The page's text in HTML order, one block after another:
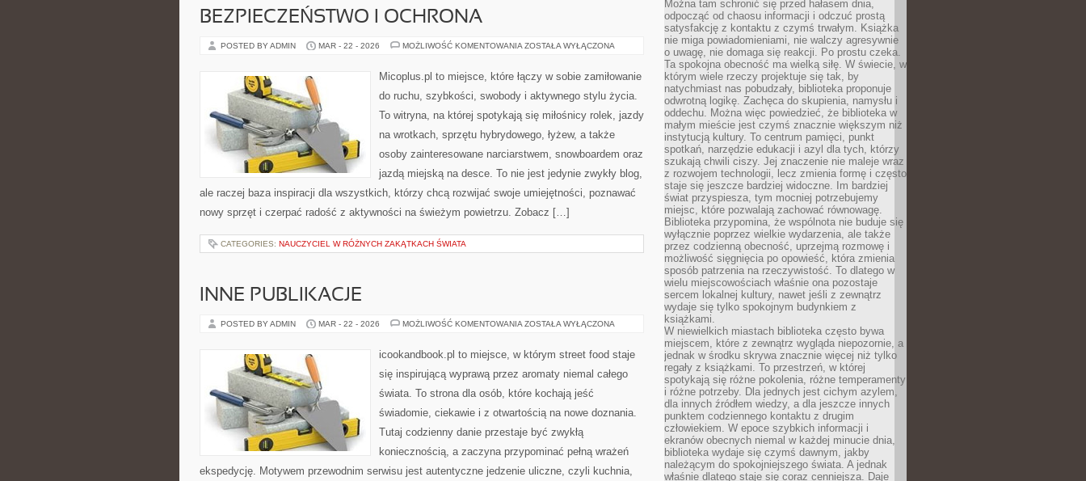
BEZPIECZEŃSTWO I OCHRONA
POSTED BY ADMIN MAR - 22 - 2026 MOŻLIWOŚĆ KOMENTOWANIA BEZPIECZEŃSTWO
ZOSTAŁA WYŁĄCZONA
Micoplus.pl to miejsce, które łączy w sobie zamiłowanie
do ruchu, szybkości, swobody i aktywnego stylu życia.
To witryna, na której spotykają się miłośnicy rolek, jazdy
na wrotkach, sprzętu hybrydowego, łyżew, a także
osoby zainteresowane narciarstwem, snowboardem oraz
jazdą miejską na desce. To nie jest jedynie zwykły blog,
ale raczej baza inspiracji dla wszystkich, którzy chcą rozwijać swoje umiejętności, poznawać
nowy sprzęt i czerpać radość z aktywności na świeżym powietrzu. Zobacz […]
CATEGORIES: NAUCZYCIEL W RÓŻNYCH ZAKĄTKACH ŚWIATA
INNE PUBLIKACJE
POSTED BY ADMIN MAR - 22 - 2026 MOŻLIWOŚĆ KOMENTOWANIA INNE
ZOSTAŁA WYŁĄCZONA
icookandbook.pl to miejsce, w którym street food staje
się inspirującą wyprawą przez aromaty niemal całego
świata. To strona dla osób, które kochają jeść
świadomie, ciekawie i z otwartością na nowe doznania.
Tutaj codzienny danie przestaje być zwykłą
koniecznością, a zaczyna przypominać pełną wrażeń
ekspedycję. Motywem przewodnim serwisu jest autentyczne jedzenie uliczne, czyli kuchnia,
Można tam schronić się przed hałasem dnia,
odpocząć od chaosu informacji i odczuć prostą
satysfakcję z kontaktu z czymś trwałym. Książka
nie miga powiadomieniami, nie walczy agresywnie
o uwagę, nie domaga się reakcji. Po prostu czeka.
Ta spokojna obecność ma wielką siłę. W świecie, w
którym wiele rzeczy projektuje się tak, by
natychmiast nas pobudzały, biblioteka proponuje
odwrotną logikę. Zachęca do skupienia, namysłu i
oddechu. Można więc powiedzieć, że biblioteka w
małym mieście jest czymś znacznie większym niż
instytucją kultury. To centrum pamięci, punkt
spotkań, narzędzie edukacji i azyl dla tych, którzy
szukają chwili ciszy. Jej znaczenie nie maleje wraz
z rozwojem technologii, lecz zmienia formę i często
staje się jeszcze bardziej widoczne. Im bardziej
świat przyspiesza, tym mocniej potrzebujemy
miejsc, które pozwalają zachować równowagę.
Biblioteka przypomina, że wspólnota nie buduje się
wyłącznie poprzez wielkie wydarzenia, ale także
przez codzienną obecność, uprzejmą rozmowę i
możliwość sięgnięcia po opowieść, która zmienia
sposób patrzenia na rzeczywistość. To dlatego w
wielu miejscowościach właśnie ona pozostaje
sercem lokalnej kultury, nawet jeśli z zewnątrz
wydaje się tylko spokojnym budynkiem z
książkami.
W niewielkich miastach biblioteka często bywa
miejscem, które z zewnątrz wygląda niepozornie, a
jednak w środku skrywa znacznie więcej niż tylko
regały z książkami. To przestrzeń, w której
spotykają się różne pokolenia, różne temperamenty
i różne potrzeby. Dla jednych jest cichym azylem,
dla innych źródłem wiedzy, a dla jeszcze innych
punktem codziennego kontaktu z drugim
człowiekiem. W epoce szybkich informacji i
ekranów obecnych niemal w każdej minucie dnia,
biblioteka wydaje się czymś dawnym, jakby
należącym do spokojniejszego świata. A jednak
właśnie dlatego staje się coraz cenniejsza. Daje